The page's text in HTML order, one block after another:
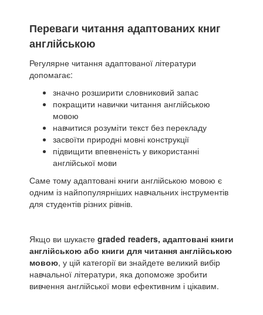
Переваги читання адаптованих книг
англійською
Регулярне читання адаптованої літератури
допомагає:
значно розширити словниковий запас
покращити навички читання англійською
мовою
навчитися розуміти текст без перекладу
засвоїти природні мовні конструкції
підвищити впевненість у використанні
англійської мови
Саме тому адаптовані книги англійською мовою є
одним із найпопулярніших навчальних інструментів
для студентів різних рівнів.
Якщо ви шукаєте graded readers, адаптовані книги
англійською або книги для читання англійською
мовою, у цій категорії ви знайдете великий вибір
навчальної літератури, яка допоможе зробити
вивчення англійської мови ефективним і цікавим.